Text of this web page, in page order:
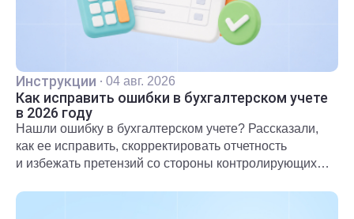
Инструкции · 04 авг. 2026
Как исправить ошибки в бухгалтерском учете
в 2026 году
Нашли ошибку в бухгалтерском учете? Рассказали,
как ее исправить, скорректировать отчетность
и избежать претензий со стороны контролирующих